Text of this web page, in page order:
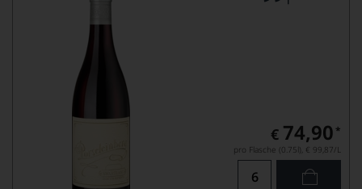
€ 74,90 *
pro Flasche (0.75l), € 99,87/L